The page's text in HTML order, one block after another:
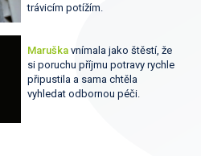
trávicím potížím.
Maruška vnímala jako štěstí, že
si poruchu příjmu potravy rychle
připustila a sama chtěla
vyhledat odbornou péči.